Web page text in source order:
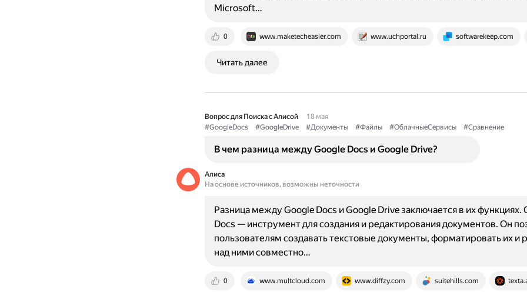
0 www.maketecheasier.com www.uchportal.ru softwarekeep.com
Microsoft…
Читать далее
Вопрос для Поиска с Алисой
18 мая
#GoogleDocs
#GoogleDrive #Документы #Файлы #ОблачныеСервисы #Сравнение
В чем разница между Google Docs и Google Drive?
Алиса
На основе источников, возможны неточности
0 www.multcloud.com www.diffzy.com suitehills.com
Разница между Google Docs и Google Drive заключается в их функциях.
Docs — инструмент для создания и редактирования документов. Он
пользователям создавать текстовые документы, форматировать их и
над ними совместно…